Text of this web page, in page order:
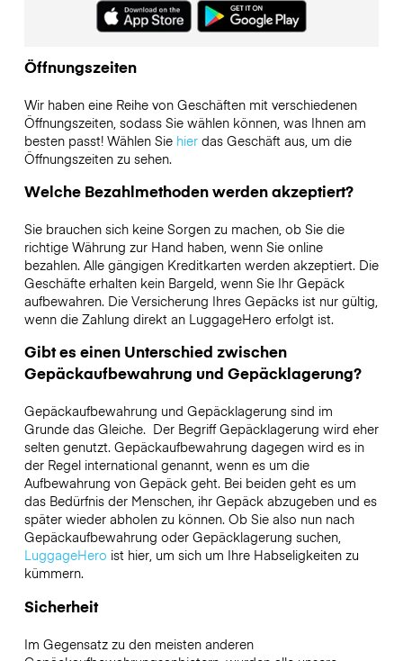
Öffnungszeiten
Wir haben eine Reihe von Geschäften mit verschiedenen
Öffnungszeiten, sodass Sie wählen können, was Ihnen am
besten passt! Wählen Sie hierdas Geschäft aus, um die
Öffnungszeiten zu sehen.
Welche Bezahlmethoden werden akzeptiert?
Sie brauchen sich keine Sorgen zu machen, ob Sie die
richtige Währung zur Hand haben, wenn Sie online
bezahlen. Alle gängigen Kreditkarten werden akzeptiert. Die
Geschäfte erhalten kein Bargeld, wenn Sie Ihr Gepäck
aufbewahren. Die Versicherung Ihres Gepäcks ist nur gültig,
wenn die Zahlung direkt an LuggageHero erfolgt ist.
Gibt es einen Unterschied zwischen
Gepäckaufbewahrung und Gepäcklagerung?
Gepäckaufbewahrung und Gepäcklagerung sind im
Grunde das Gleiche. Der Begriff Gepäcklagerung wird eher
selten genutzt. Gepäckaufbewahrung dagegen wird es in
der Regel international genannt, wenn es um die
Aufbewahrung von Gepäck geht. Bei beiden geht es um
das Bedürfnis der Menschen, ihr Gepäck abzugeben und es
später wieder abholen zu können. Ob Sie also nun nach
Gepäckaufbewahrung oder Gepäcklagerung suchen,
LuggageHero ist hier, um sich um Ihre Habseligkeiten zu
kümmern.
Sicherheit
Im Gegensatz zu den meisten anderen